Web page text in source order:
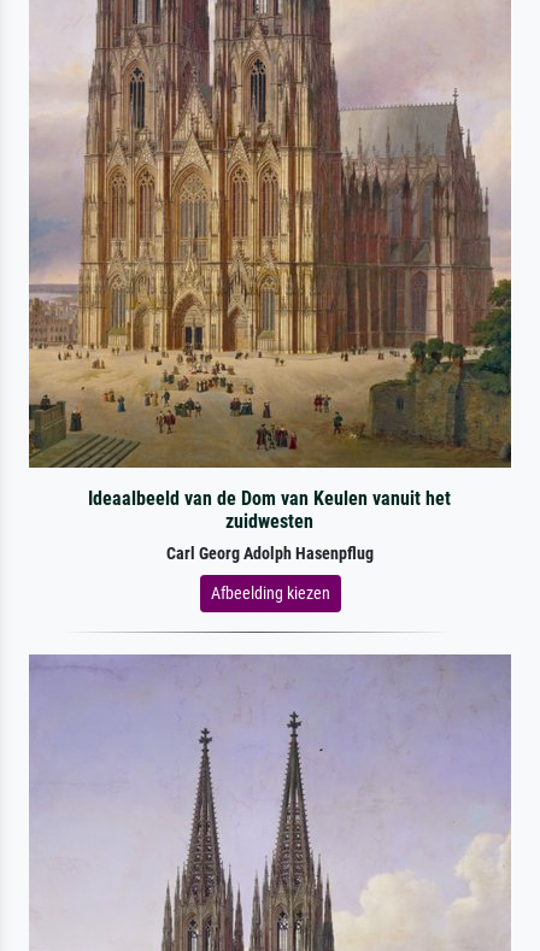
Ideaalbeeld van de Dom van Keulen vanuit het
zuidwesten
Carl Georg Adolph Hasenpflug
Afbeelding kiezen